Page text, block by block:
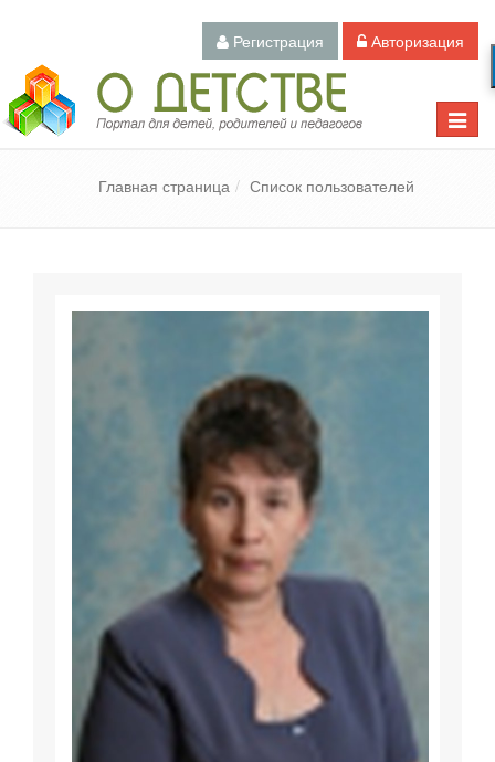
Регистрация Авторизация
Toggle
Педагогический портал «О детстве»
Главная страница Список пользователей